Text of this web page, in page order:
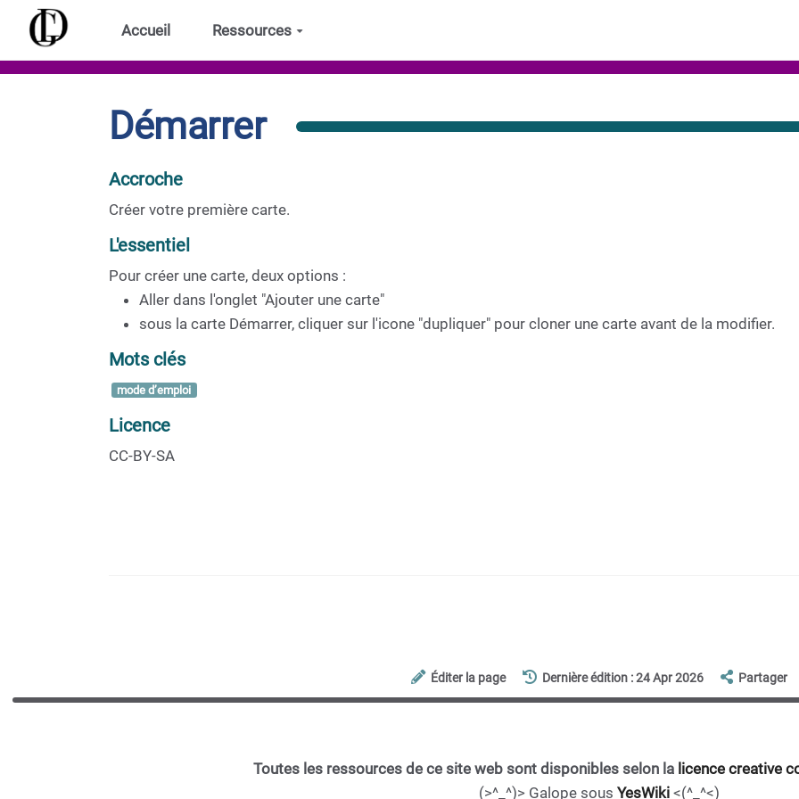
Aller au contenu principal
Accueil Ressources
Démarrer
Accroche
Créer votre première carte.
L'essentiel
Pour créer une carte, deux options :
Aller dans l'onglet "Ajouter une carte"
sous la carte Démarrer, cliquer sur l'icone "dupliquer" pour cloner une carte avant de la modifier.
Mots clés
mode d’emploi
Licence
CC-BY-SA
Éditer la page Dernière édition : 24 Apr 2026 Partager
Toutes les ressources de ce site web sont disponibles selon la licence creative
(>^_^)> Galope sous YesWiki <(^_^<)